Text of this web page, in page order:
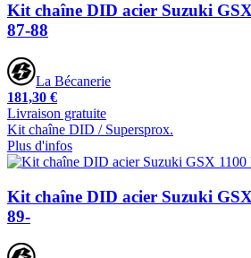
Kit chaîne DID acier Suzuki
87-88
La Bécanerie
181,30 €
Livraison gratuite
Kit chaîne DID / Supersprox.
Plus d'infos
Kit chaîne DID acier Suzuki
89-